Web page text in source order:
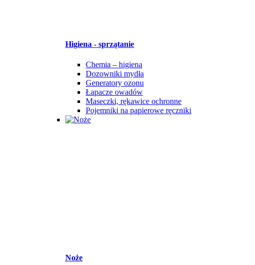
Higiena - sprzątanie
Chemia – higiena
Dozowniki mydła
Generatory ozonu
Łapacze owadów
Maseczki, rękawice ochronne
Pojemniki na papierowe ręczniki
Noże